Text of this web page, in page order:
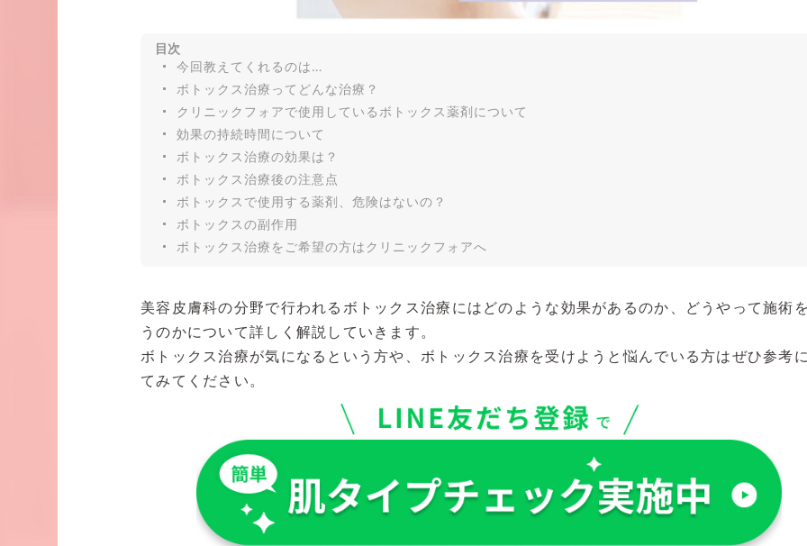
目次
今回教えてくれるのは…
ボトックス治療ってどんな治療？
クリニックフォアで使用しているボトックス薬剤について
効果の持続時間について
ボトックス治療の効果は？
ボトックス治療後の注意点
ボトックスで使用する薬剤、危険はないの？
ボトックスの副作用
ボトックス治療をご希望の方はクリニックフォアへ
美容皮膚科の分野で行われるボトックス治療にはどのような効果があるのか、どうやって施術
うのかについて詳しく解説していきます。
ボトックス治療が気になるという方や、ボトックス治療を受けようと悩んでいる方はぜひ参考
てみてください。